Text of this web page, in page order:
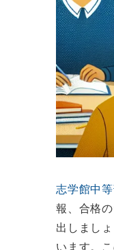
志学館中
報、合格
出しまし
います。